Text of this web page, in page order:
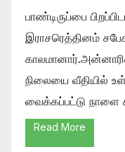
பாண்டிருப்பை
இராசரெத்தினம்
நிலையை வீதியில்
வைக்கப்பட்டு
Read More